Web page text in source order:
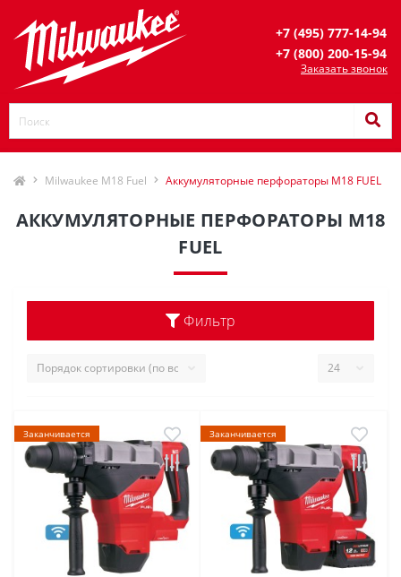
+7 (495) 777-14-94
+7 (800) 200-15-94
Заказать звонок
Milwaukee M18 Fuel Аккумуляторные перфораторы M18 FUEL
АККУМУЛЯТОРНЫЕ ПЕРФОРАТОРЫ M18
FUEL
Фильтр
Заканчивается Заканчивается